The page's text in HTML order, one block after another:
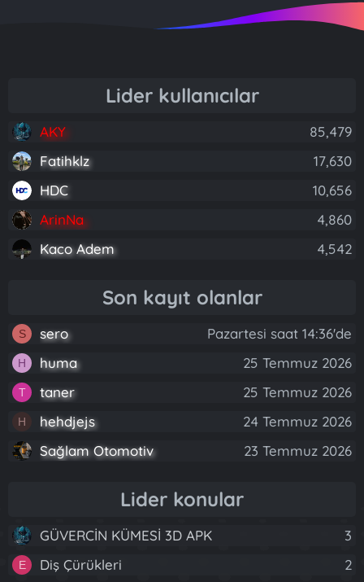
Lider kullanıcılar
AKY
85,479
Fatihklz
17,630
HDC
10,656
ArinNa
4,860
Kaco Adem
4,542
Son kayıt olanlar
S sero Pazartesi saat 14:36'de
H huma 25 Temmuz 2026
T taner 25 Temmuz 2026
H hehdjejs
24 Temmuz 2026
Sağlam Otomotiv
23 Temmuz 2026
Lider konular
GÜVERCİN KÜMESİ 3D APK 3
E Diş Çürükleri
2